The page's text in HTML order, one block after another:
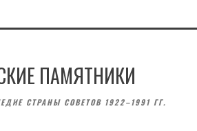
ПАМЯТНИКИ
СТРАНЫ СОВЕТОВ 1922–1991 ГГ.
ВОИНСКИЕ